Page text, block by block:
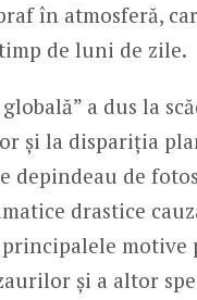
în atmosferă,
de luni de zile.
a dus la
și la dispariția
depindeau de
drastice
motive
și a altor